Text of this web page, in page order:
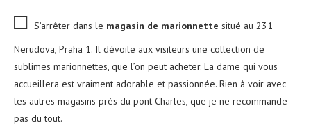
□ S’arrêter dans le magasin de marionnette situé au 231
Nerudova, Praha 1. Il dévoile aux visiteurs une collection de
sublimes marionnettes, que l’on peut acheter. La dame qui vous
accueillera est vraiment adorable et passionnée. Rien à voir avec
les autres magasins près du pont Charles, que je ne recommande
pas du tout.